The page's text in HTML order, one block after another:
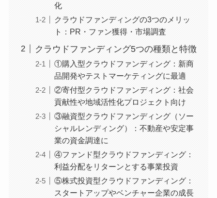
化
クラウドファンディングの3つのメリッ
ト：PR・ファン獲得・市場調査
クラウドファンディング5つの種類と特徴
①購入型クラウドファンディング：新商
品開発やテストマーケティングに最適
②寄付型クラウドファンディング：社会
貢献性や地域活性化プロジェクト向け
③融資型クラウドファンディング（ソー
シャルレンディング）：不動産や安定事
業の資金調達に
④ファンド型クラウドファンディング：
利益分配をリターンとする事業投資
⑤株式投資型クラウドファンディング：
スタートアップやベンチャー企業の成長